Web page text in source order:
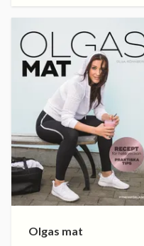
Olgas mat